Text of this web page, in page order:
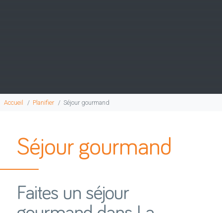
Accueil Planifier Séjour gourmand
Séjour gourmand
Faites un séjour